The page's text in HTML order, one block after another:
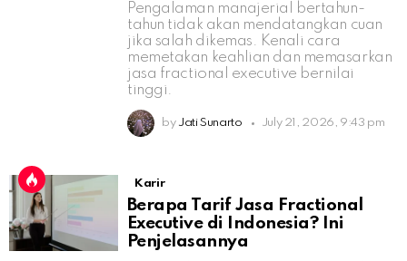
Pengalaman manajerial bertahun-
tahun tidak akan mendatangkan cuan
jika salah dikemas. Kenali cara
memetakan keahlian dan memasarkan
jasa fractional executive bernilai
tinggi.
by Jati Sunarto July 21, 2026, 9:43 pm
Karir
Berapa Tarif Jasa Fractional
Executive di Indonesia? Ini
Penjelasannya